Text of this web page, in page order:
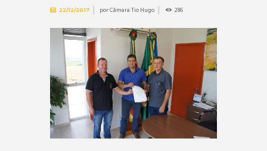
22/12/2017 porCâmara Tio Hugo 286